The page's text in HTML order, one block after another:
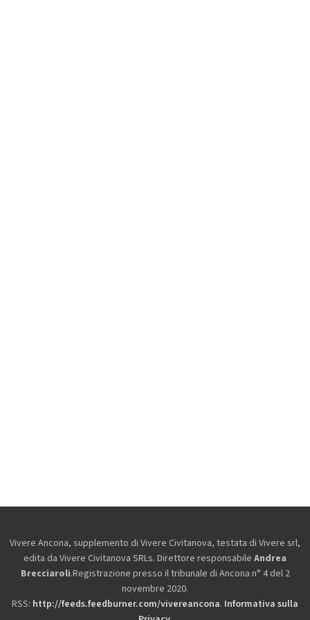
Vivere Ancona, supplemento di Vivere Civitanova, testata di Vivere srl,
edita da Vivere Civitanova SRLs. Direttore responsabile Andrea
Brecciaroli.Registrazione presso il tribunale di Ancona n° 4 del 2
novembre 2020.
RSS: http://feeds.feedburner.com/vivereancona. Informativa sulla